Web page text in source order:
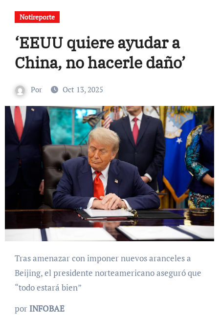
Notireporte
‘EEUU quiere ayudar a
China, no hacerle daño’
Por Oct 13, 2025
Tras amenazar con imponer nuevos aranceles a
Beijing, el presidente norteamericano aseguró que
“todo estará bien”
porINFOBAE